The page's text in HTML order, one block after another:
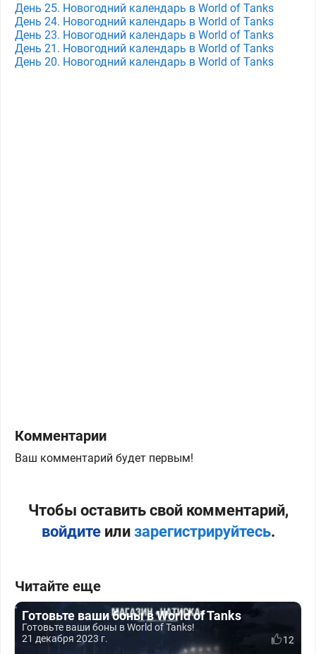
День 25. Новогодний календарь в World of Tanks
День 24. Новогодний календарь в World of Tanks
День 23. Новогодний календарь в World of Tanks
День 21. Новогодний календарь в World of Tanks
День 20. Новогодний календарь в World of Tanks
Комментарии
Ваш комментарий будет первым!
Чтобы оставить свой комментарий,
войдитеили зарегистрируйтесь.
Читайте еще
Готовьте ваши боны в World of Tanks
Готовьте ваши боны в World of Tanks!
21 декабря 2023 г.
12